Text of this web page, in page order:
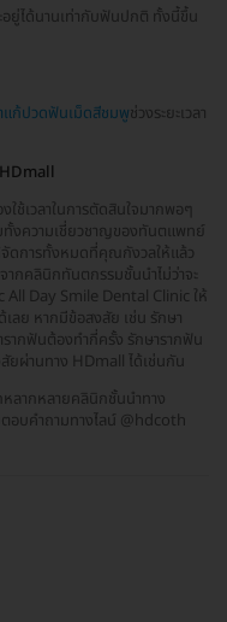
ยู่ได้นานเท่ากับฟันปกติ ทั้งนี้ขึ้น
แก้ปวดฟันเม็ดสีชมพูช่วงระยะเวลา
ช้เวลาในการตัดสินใจมากพอๆ
ทั้งความเชี่ยวชาญของทันตแพทย์
จัดการทั้งหมดที่คุณกังวลให้แล้ว
กคลินิกทันตกรรมชั้นนำไม่ว่าจะ
Day Smile Dental Clinic ให้
เลย หากมีข้อสงสัย เช่น รักษา
ากฟันต้องทํากี่ครั้ง รักษารากฟัน
ยผ่านทาง HDmall ได้เช่นกัน
หลากหลายคลินิกชั้นนำทาง
อบคำถามทางไลน์ @hdcoth